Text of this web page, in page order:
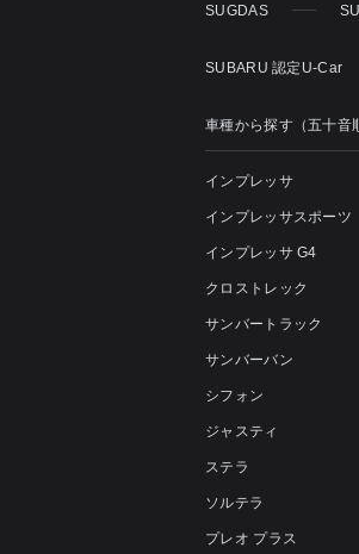
SUGDAS
SUBARU 認定U-Car
車種から探す（五十音
インプレッサ
インプレッサスポーツ
インプレッサ G4
クロストレック
サンバートラック
サンバーバン
シフォン
ジャスティ
ステラ
ソルテラ
プレオ プラス